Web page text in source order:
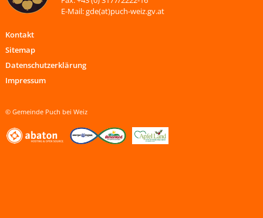
E-Mail: gde(at)puch-weiz.gv.at
Kontakt
Sitemap
Datenschutzerklärung
Impressum
© Gemeinde Puch bei Weiz